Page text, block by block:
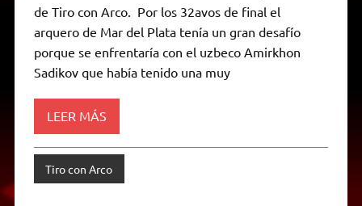
n
d
l
y
de Tiro con Arco. Por los 32avos de final el
arquero de Mar del Plata tenía un gran desafío
porque se enfrentaría con el uzbeco Amirkhon
Sadikov que había tenido una muy
LEER MÁS
Tiro con Arco